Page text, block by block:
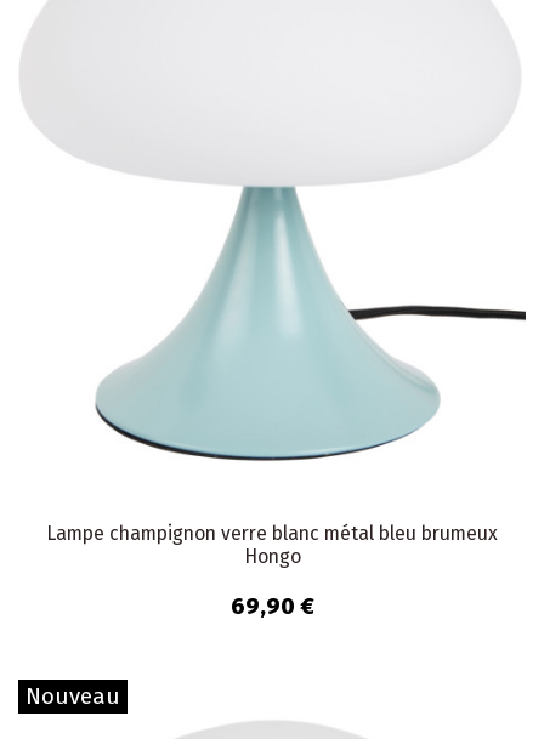
Lampe champignon verre blanc métal bleu brumeux
Hongo
69,90 €
Nouveau